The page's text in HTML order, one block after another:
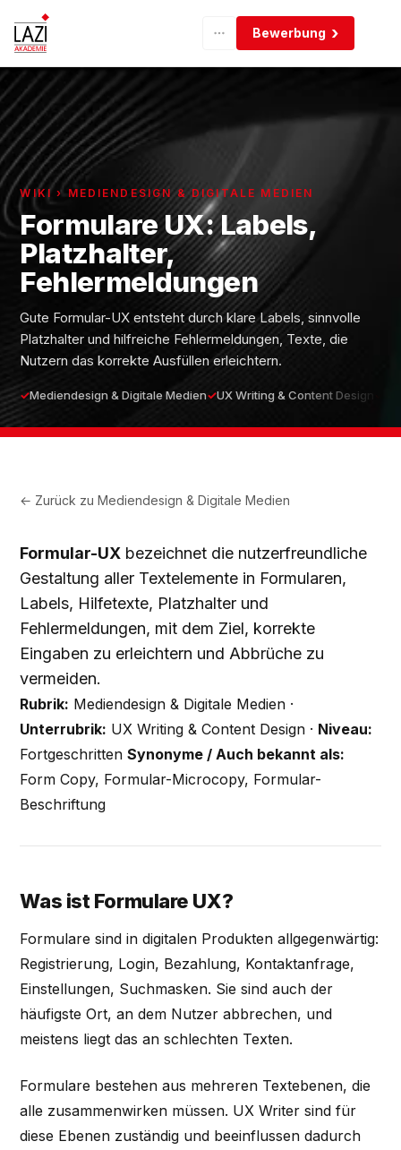
Bewerbung
WIKI › MEDIENDESIGN & DIGITALE MEDIEN
Formulare UX: Labels,
Platzhalter,
Fehlermeldungen
Gute Formular-UX entsteht durch klare Labels, sinnvolle
Platzhalter und hilfreiche Fehlermeldungen, Texte, die
Nutzern das korrekte Ausfüllen erleichtern.
Mediendesign & Digitale Medien UX Writing & Content Design
← Zurück zuMediendesign & Digitale Medien
Formular-UX bezeichnet die nutzerfreundliche
Gestaltung aller Textelemente in Formularen,
Labels, Hilfetexte, Platzhalter und
Fehlermeldungen, mit dem Ziel, korrekte
Eingaben zu erleichtern und Abbrüche zu
vermeiden.
Rubrik: Mediendesign & Digitale Medien ·
Unterrubrik: UX Writing & Content Design · Niveau:
FortgeschrittenSynonyme / Auch bekannt als:
Form Copy, Formular-Microcopy, Formular-
Beschriftung
Was ist Formulare UX?
Formulare sind in digitalen Produkten allgegenwärtig:
Registrierung, Login, Bezahlung, Kontaktanfrage,
Einstellungen, Suchmasken. Sie sind auch der
häufigste Ort, an dem Nutzer abbrechen, und
meistens liegt das an schlechten Texten.
Formulare bestehen aus mehreren Textebenen, die
alle zusammenwirken müssen. UX Writer sind für
diese Ebenen zuständig und beeinflussen dadurch